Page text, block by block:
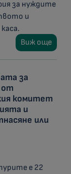
за нуждите
и
Виж още
за
от
комитет
и
или
е 22